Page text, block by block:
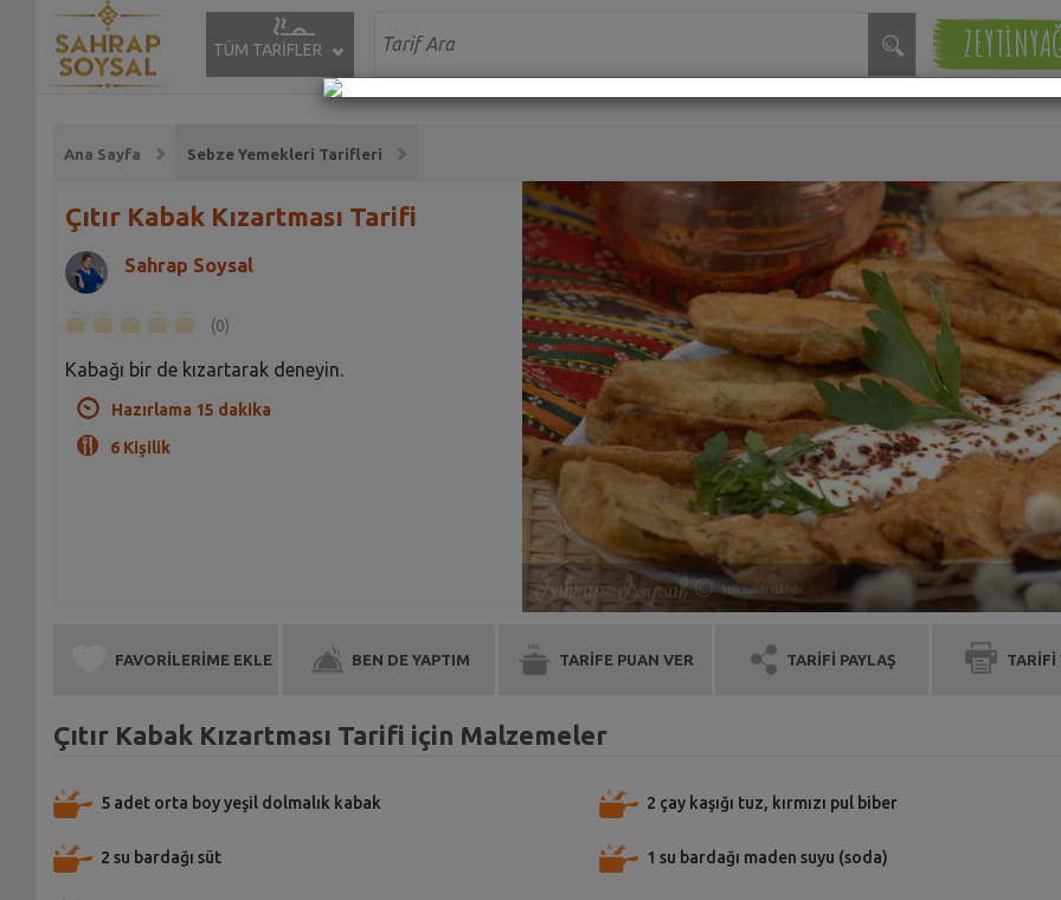
TÜM TARİFLER
Ana Sayfa Sebze Yemekleri Tarifleri
Çıtır Kabak Kızartması Tarifi
Sahrap Soysal
(0)
Kabağı bir de kızartarak deneyin.
Hazırlama 15 dakika
6 Kişilik
FAVORİLERİME EKLE BEN DE YAPTIM TARİFE PUAN VER TARİFİ PAYLAŞ TARİFİ
Çıtır Kabak Kızartması Tarifi için Malzemeler
5 adet orta boy yeşil dolmalık kabak
2 su bardağı süt
2 çay kaşığı tuz, kırmızı pul biber
1 su bardağı maden suyu (soda)